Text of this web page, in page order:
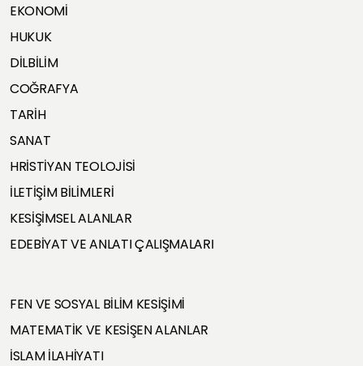
EKONOMİ
HUKUK
DİLBİLİM
COĞRAFYA
TARİH
SANAT
HRİSTİYAN TEOLOJİSİ
İLETİŞİM BİLİMLERİ
KESİŞİMSEL ALANLAR
EDEBİYAT VE ANLATI ÇALIŞMALARI
FEN VE SOSYAL BİLİM KESİŞİMİ
MATEMATİK VE KESİŞEN ALANLAR
İSLAM İLAHİYATI